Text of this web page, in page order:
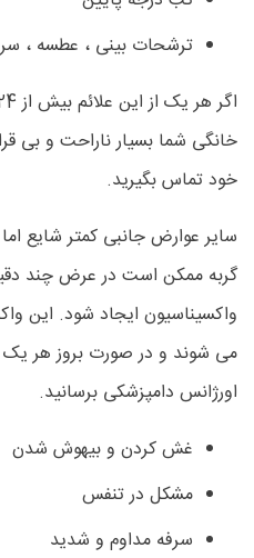
ترشحات بینی ، عطسه ،
خانگی شما بسیار ناراحت و بی
خود تماس بگیرید.
سایر عوارض جانبی کمتر شایع
گربه ممکن است در عرض چند
واکسیناسیون ایجاد شود. این
می شوند و در صورت بروز هر یک از
اورژانس دامپزشکی برسانید.
غش کردن و بیهوش شدن
مشکل در تنفس
سرفه مداوم و شدید